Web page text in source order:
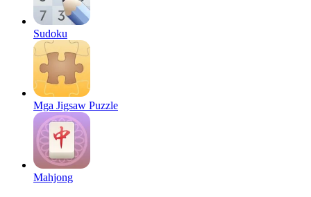
Sudoku
Mga Jigsaw Puzzle
Mahjong